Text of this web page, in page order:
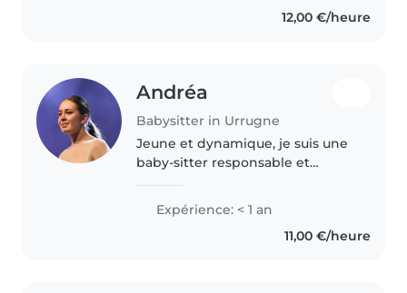
12,00 €/heure
Andréa
Babysitter in Urrugne
Jeune et dynamique, je suis une
baby-sitter responsable et
de vos enfants. Bien que
nouvellement diplômée, je suis
formée aux premiers secours et
Expérience: < 1 an
11,00 €/heure